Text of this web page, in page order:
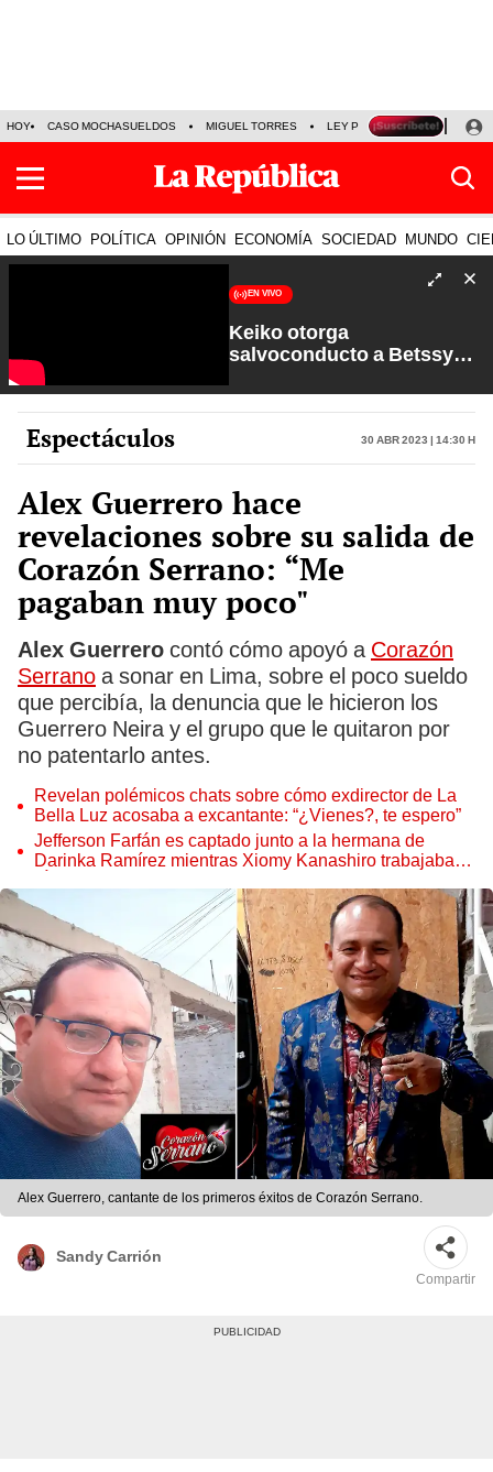
HOY CASO MOCHASUELDOS MIGUEL TORRES LEY PULPÍN PRECIO DEL
LO ÚLTIMO POLÍTICA OPINIÓN ECONOMÍA SOCIEDAD MUNDO
EN VIVO
Keiko otorga
salvoconducto a Betssy
Petroperú | Sin Guion con
Rosa María Palacios
Espectáculos 30 Abr 2023 | 14:30 h
Alex Guerrero hace
revelaciones sobre su salida de
Corazón Serrano: “Me
pagaban muy poco"
Alex Guerrero contó cómo apoyó a Corazón
Serrano a sonar en Lima, sobre el poco sueldo
que percibía, la denuncia que le hicieron los
Guerrero Neira y el grupo que le quitaron por
no patentarlo antes.
Revelan polémicos chats sobre cómo exdirector de La
Bella Luz acosaba a excantante: “¿Vienes?, te espero”
Jefferson Farfán es captado junto a la hermana de
Darinka Ramírez mientras Xiomy Kanashiro trabajaba:
Alex Guerrero, cantante de los primeros éxitos de Corazón Serrano.
Sandy Carrión
Compartir